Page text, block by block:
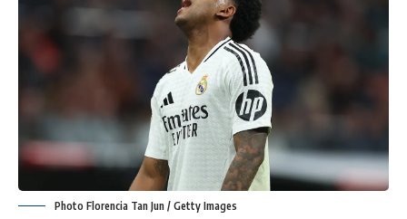
Photo Florencia Tan Jun / Getty Images